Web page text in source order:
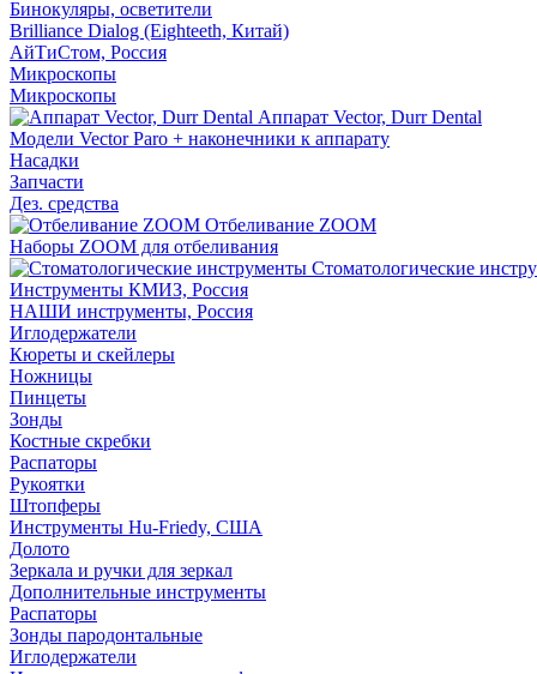
Бинокуляры, осветители
Brilliance Dialog (Eighteeth, Китай)
АйТиСтом, Россия
Микроскопы
Микроскопы
Аппарат Vector, Durr Dental
Модели Vector Paro + наконечники к аппарату
Насадки
Запчасти
Дез. средства
Отбеливание ZOOM
Наборы ZOOM для отбеливания
Стоматологические
Инструменты КМИЗ, Россия
НАШИ инструменты, Россия
Иглодержатели
Кюреты и скейлеры
Ножницы
Пинцеты
Зонды
Костные скребки
Распаторы
Рукоятки
Штопферы
Инструменты Hu-Friedy, США
Долото
Зеркала и ручки для зеркал
Дополнительные инструменты
Распаторы
Зонды пародонтальные
Иглодержатели